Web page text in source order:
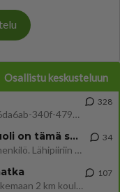
Osallistu keskusteluun
https://www.iltalehti.fi/viihdeuutiset/a/c46da6ab-340f-4790-aaa7-0865eed2336 Yrityksen konkurssihakemus on tullut kärä
328
Tiesitkö? Martina Aitolehden isäpuoli on tämä suosittu laulaja
Martina Aitolehti on seurattu julkisuuden henkilö. Lähipiiriin mahtuu muitakin tunnettuja henkilöitä. Tiesitkö, että Ma
34
Hesarissa päivitellään lapset joutuu nyt kulkemaan 2 km kouluun jösses. Ruostefillarilla tuo matka menee vaikka miten äk
107